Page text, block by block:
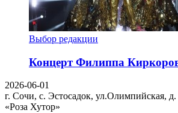
Выбор редакции
Концерт Филиппа
2026-06-01
г. Сочи, с. Эстосадок, ул.Олимпийская, д.
«Роза Хутор»